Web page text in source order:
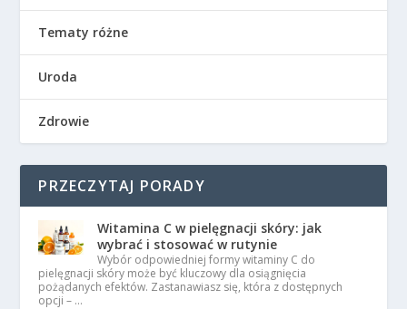
Tematy różne
Uroda
Zdrowie
PRZECZYTAJ PORADY
Witamina C w pielęgnacji skóry: jak
wybrać i stosować w rutynie
Wybór odpowiedniej formy witaminy C do
pielęgnacji skóry może być kluczowy dla osiągnięcia
pożądanych efektów. Zastanawiasz się, która z dostępnych
opcji – …